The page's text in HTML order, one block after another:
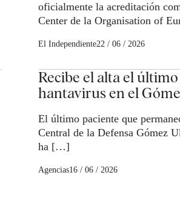
oficialmente la acreditación
Center de la Organisation of
El Independiente22 / 06 / 2026
Recibe el alta el
hantavirus en el
El último paciente que
Central de la Defensa Gómez
ha […]
Agencias16 / 06 / 2026